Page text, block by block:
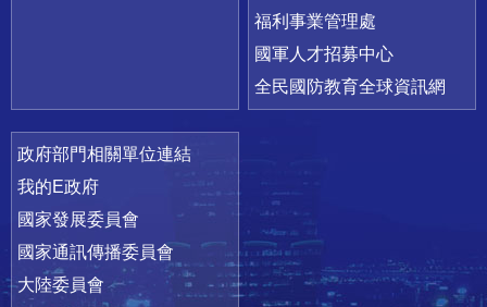
福利事業管理處
國軍人才招募中心
全民國防教育全球資訊網
政府部門相關單位連結
我的E政府
國家發展委員會
國家通訊傳播委員會
大陸委員會